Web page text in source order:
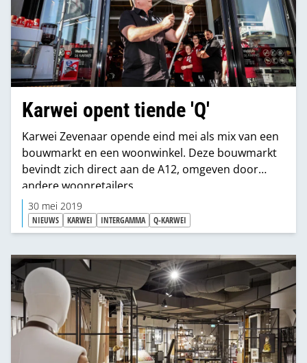
Karwei opent tiende 'Q'
Karwei Zevenaar opende eind mei als mix van een
bouwmarkt en een woonwinkel. Deze bouwmarkt
bevindt zich direct aan de A12, omgeven door
andere woonretailers.
30 mei 2019
NIEUWS KARWEI INTERGAMMA Q-KARWEI